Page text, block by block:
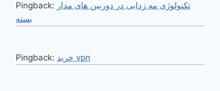
Pingback: تکنولوژی مه زدایی در دوربین های مدار
بسته
Pingback: خرید vpn